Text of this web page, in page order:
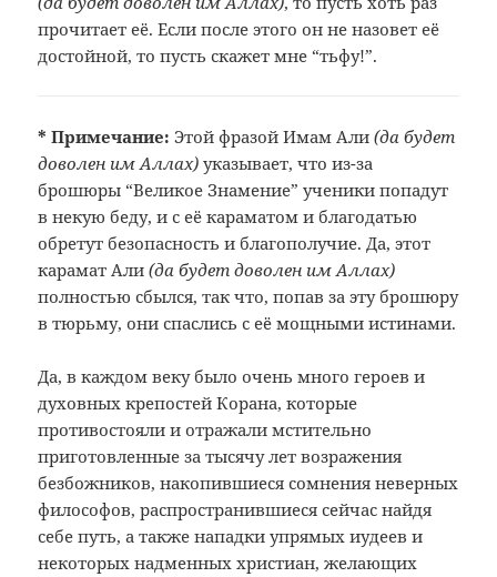
прочитает её. Если после этого он не назовет её
достойной, то пусть скажет мне “тьфу!”.
* Примечание:Этой фразой Имам Али(дабудет
доволен им Аллах) указывает, что из-за
брошюры “ВеликоеЗнамение” ученики попадут
в некуюбеду, и с её караматом и благодатью
обретут безопасность и благополучие.Да, этот
карамат Али(дабудет доволен им Аллах)
полностью сбылся, так что, попав за этуброшюру
в тюрьму, они спаслись с еёмощными истинами.
Да, в каждом веку было очень много героев и
духовных крепостей Корана, которые
противостояли и отражали мстительно
приготовленные за тысячу лет возражения
безбожников, накопившиеся сомнения неверных
философов, распространившиеся сейчас найдя
себе путь, а также нападки упрямых иудеев и
некоторых надменных христиан, желающих